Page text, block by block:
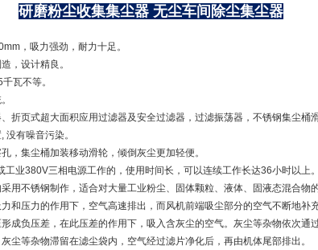
研磨粉尘收集集尘器 无尘车间除尘集尘器
，吸力强劲，耐力十足。
，设计精良。
瓦不等。
折页式超大面积应用过滤器及安全过滤器，过滤振荡器，不锈钢集尘桶
有噪音污染。
，集尘桶加装移动滑轮，倾倒灰尘更加轻便。
业380V三相电源工作的，使用时间长，可以连续工作长达36小时以上。
用不锈钢制作，适合对大量工业粉尘、固体颗粒、液体、固液态混合物的
和压力的作用下，空气高速排出，而风机前端吸尘部分的空气不断地补
成负压差，在此压差的作用下，吸入含灰尘的空气。灰尘等杂物依次通
尘等杂物滞留在滤尘袋内，空气经过滤片净化后，再由机体尾部排出。